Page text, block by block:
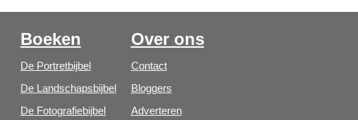
Boeken
De Portretbijbel
De Landschapsbijbel
De Fotografiebijbel
Over ons
Contact
Bloggers
Adverteren